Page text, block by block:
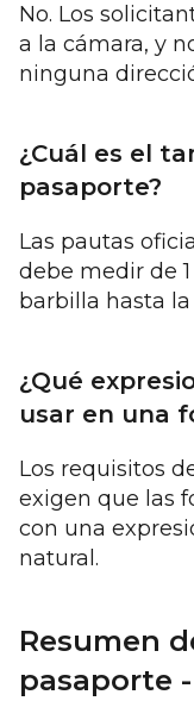
No. Los
a la cámara, y
ninguna
¿Cuál es el
pasaporte?
Las pautas
debe medir de
barbilla hasta
¿Qué
usar en una
Los requisitos
exigen que las
con una
natural.
Resumen
pasaporte